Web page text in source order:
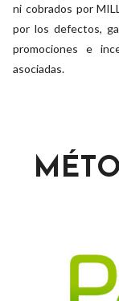
ni cobrados por
por los defectos,
promociones e
asociadas.